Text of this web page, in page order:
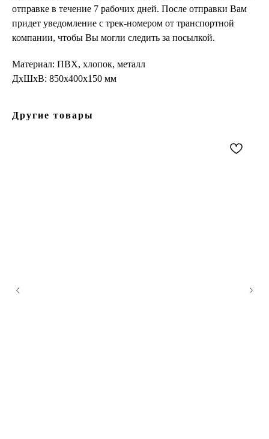
отправке в течение 7 рабочих дней. После отправки Вам
придет уведомление с трек-номером от транспортной
компании, чтобы Вы могли следить за посылкой.
Материал: ПВХ, хлопок, металл
ДxШxВ: 850x400x150 мм
Другие товары